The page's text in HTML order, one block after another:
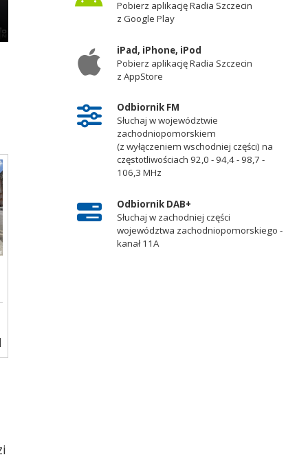
Pobierz aplikację Radia Szczecin
z Google Play
iPad, iPhone, iPod
Pobierz aplikację Radia Szczecin
z AppStore
Odbiornik FM
Słuchaj w województwie
zachodniopomorskiem
(z wyłączeniem wschodniej części) na
częstotliwościach 92,0 - 94,4 - 98,7 -
106,3 MHz
Odbiornik DAB+
Słuchaj w zachodniej części
województwa zachodniopomorskiego -
kanał 11A